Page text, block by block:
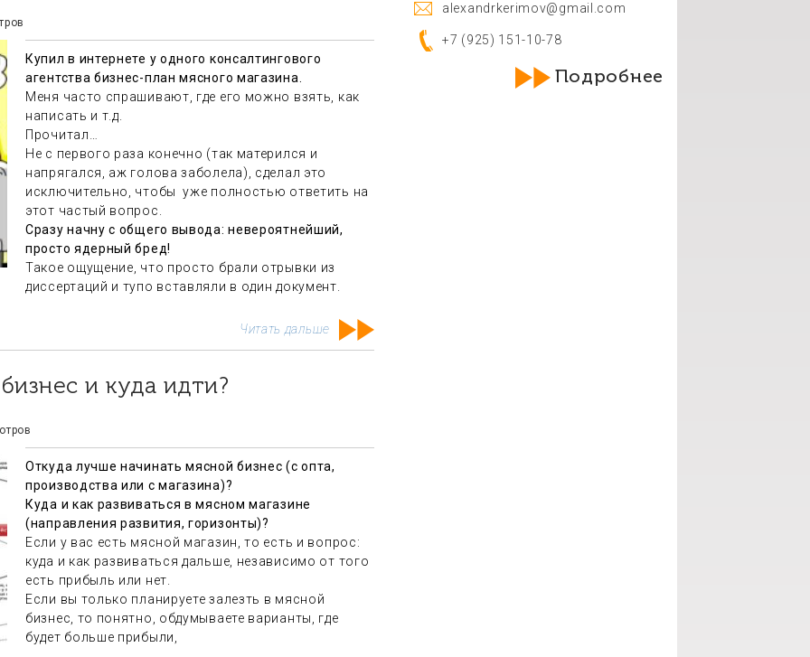
Купил в интернете у одного консалтингового
агентства бизнес-план мясного магазина.
Меня часто спрашивают, где его можно взять, как
написать и т.д.
Прочитал…
Не с первого раза конечно (так матерился и
напрягался, аж голова заболела), сделал это
исключительно, чтобы уже полностью ответить на
этот частый вопрос.
Сразу начну с общего вывода: невероятнейший,
просто ядерный бред!
Такое ощущение, что просто брали отрывки из
диссертаций и тупо вставляли в один документ.
Читать дальше
и куда идти?
Откуда лучше начинать мясной бизнес (с опта,
производства или с магазина)?
Куда и как развиваться в мясном магазине
(направления развития, горизонты)?
Если у вас есть мясной магазин, то есть и вопрос:
куда и как развиваться дальше, независимо от того
есть прибыль или нет.
Если вы только планируете залезть в мясной
бизнес, то понятно, обдумываете варианты, где
будет больше прибыли,
alexandrkerimov@gmail.com
+7 (925) 151-10-78
Подробнее